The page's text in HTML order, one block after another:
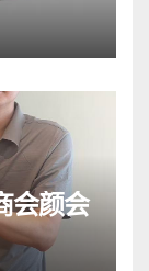
会颜会